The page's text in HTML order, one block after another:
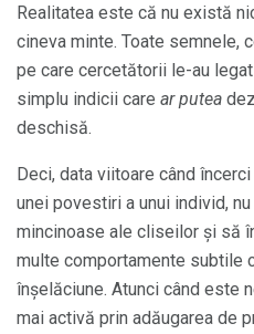
Realitatea este că nu există
cineva minte. Toate semnele,
pe care cercetătorii le-au
simplu indicii care ar putea
deschisă.
Deci, data viitoare când
unei povestiri a unui individ,
mincinoase ale cliseilor și să
multe comportamente subtile
înșelăciune. Atunci când este
mai activă prin adăugarea de